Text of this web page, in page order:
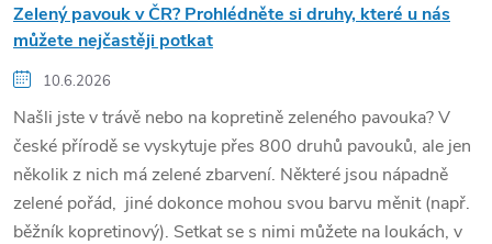
Zelený pavouk v ČR? Prohlédněte si druhy, které u nás
můžete nejčastěji potkat
10.6.2026
Našli jste v trávě nebo na kopretině zeleného pavouka? V
české přírodě se vyskytuje přes 800 druhů pavouků, ale jen
několik z nich má zelené zbarvení. Některé jsou nápadně
zelené pořád, jiné dokonce mohou svou barvu měnit (např.
běžník kopretinový). Setkat se s nimi můžete na loukách, v